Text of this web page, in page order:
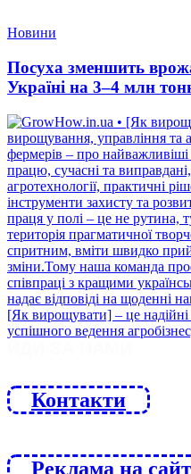
Новини
Посуха зменшить
Україні на 3–4 млн
Контакти
Реклама на